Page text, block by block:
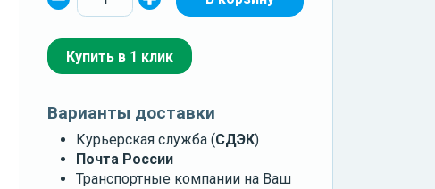
Купить в 1 клик
Варианты доставки
Курьерская служба (СДЭК)
Почта России
Транспортные компании на Ваш